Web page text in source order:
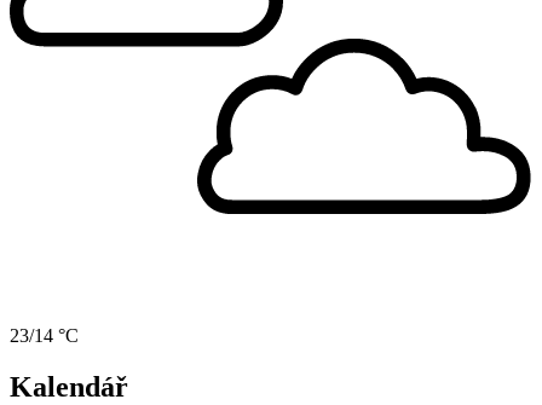
23/14 °C
Kalendář